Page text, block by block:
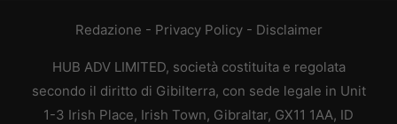
Redazione - Privacy Policy- Disclaimer
HUB ADV LIMITED, società costituita e regolata
secondo il diritto di Gibilterra, con sede legale in Unit
1-3 Irish Place, Irish Town, Gibraltar, GX11 1AA, ID